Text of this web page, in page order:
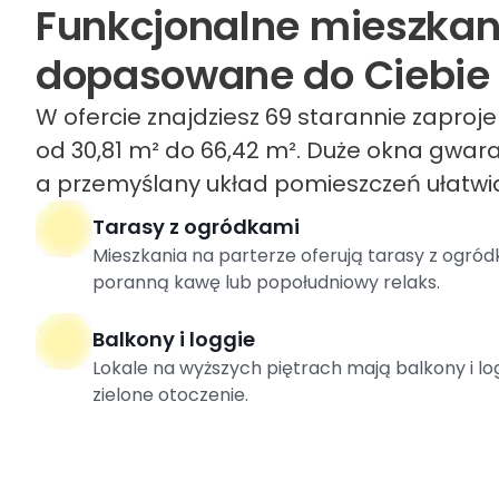
Funkcjonalne
dopasowane do Ciebie
W ofercie znajdziesz 69 starannie
od 30,81 m² do 66,42 m². Duże okna
a przemyślany układ pomieszczeń
Tarasy z ogródkami
Mieszkania na parterze oferują tarasy z
poranną kawę lub popołudniowy relaks.
Balkony i loggie
Lokale na wyższych piętrach mają balkony i
zielone otoczenie.